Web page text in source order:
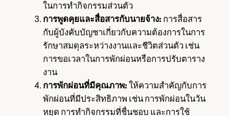
ในการทำกิจกรรมส่วนตัว
การพูดคุยและสื่อสารกับนายจ้าง: การสื่อสาร
กับผู้บังคับบัญชาเกี่ยวกับความต้องการในการ
รักษาสมดุลระหว่างงานและชีวิตส่วนตัว เช่น
การขอเวลาในการพักผ่อนหรือการปรับตาราง
งาน
การพักผ่อนที่มีคุณภาพ: ให้ความสำคัญกับการ
พักผ่อนที่มีประสิทธิภาพ เช่น การพักผ่อนในวัน
หยุด การทำกิจกรรมที่ชื่นชอบ และการใช้